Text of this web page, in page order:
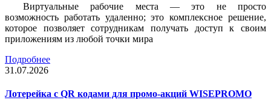
Виртуальные рабочие места — это не просто
возможность работать удаленно; это комплексное решение,
которое позволяет сотрудникам получать доступ к своим
приложениям из любой точки мира
Подробнее
31.07.2026
Лотерейка c QR кодами для промо-акций WISEPROMO